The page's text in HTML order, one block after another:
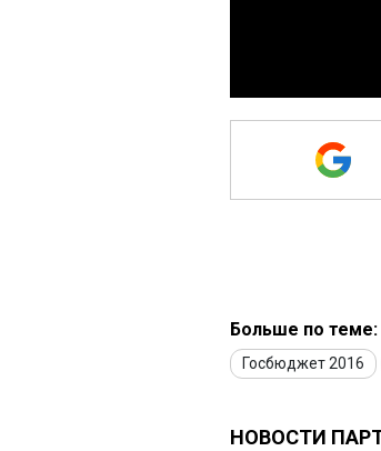
Больше по теме:
Госбюджет 2016